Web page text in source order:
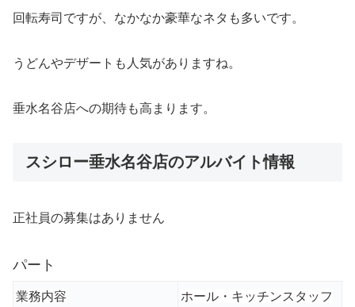
回転寿司ですが、なかなか豪華なネタも多いです。
うどんやデザートも人気がありますね。
垂水名谷店への期待も高まります。
スシロー垂水名谷店のアルバイト情報
正社員の募集はありません
パート
業務内容 ホール・キッチンスタッフ